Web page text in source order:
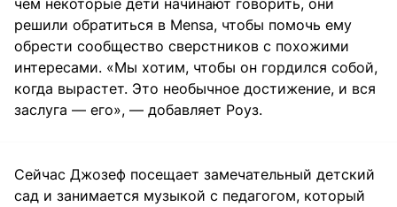
чем некоторые дети начинают говорить, они
решили обратиться в Mensa, чтобы помочь ему
обрести сообщество сверстников с похожими
интересами. «Мы хотим, чтобы он гордился собой,
когда вырастет. Это необычное достижение, и вся
заслуга — его», — добавляет Роуз.
Сейчас Джозеф посещает замечательный детский
сад и занимается музыкой с педагогом, который